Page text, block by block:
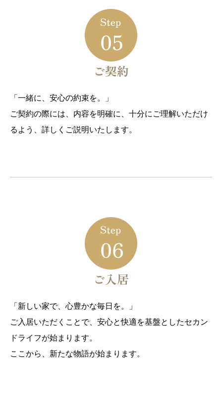
ご契約
「一緒に、安心の約束を。」
ご契約の際には、内容を明確に、十分にご理解いただけ
るよう、詳しくご説明いたします。
ご入居
「新しい家で、心豊かな毎日を。」
ご入居いただくことで、安心と快適を基盤としたセカン
ドライフが始まります。
ここから、新たな物語が始まります。